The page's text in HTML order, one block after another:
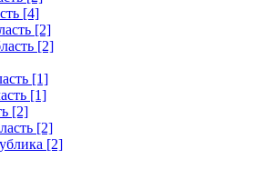
[4]
[2]
[2]
[1]
[1]
[2]
[2]
[2]